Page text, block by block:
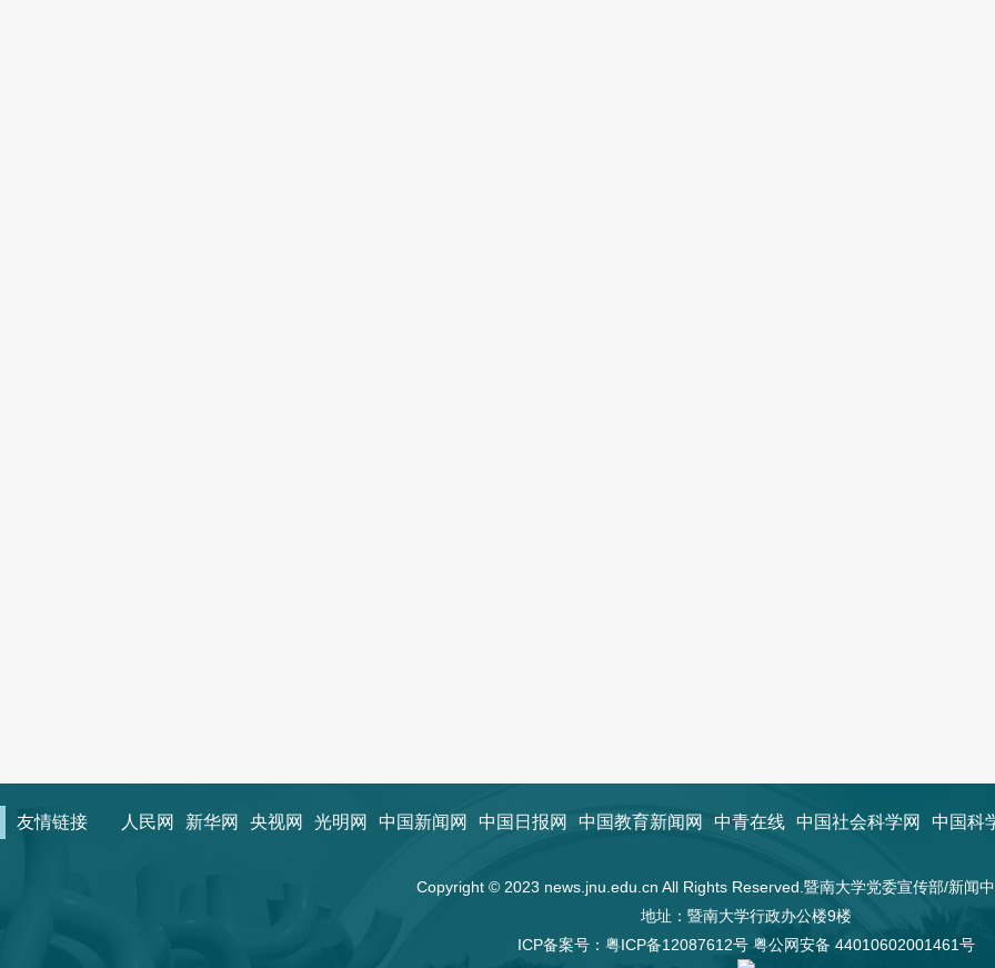
友情链接 人民网 新华网 央视网 光明网 中国新闻网 中国日报网 中国教育新闻网 中青在线 中国社会科学网 中国科
Copyright © 2023 news.jnu.edu.cn All Rights Reserved.暨南大学党委宣传部/新闻
地址：暨南大学行政办公楼9楼
ICP备案号： 粤ICP备12087612号 粤公网安备 44010602001461号